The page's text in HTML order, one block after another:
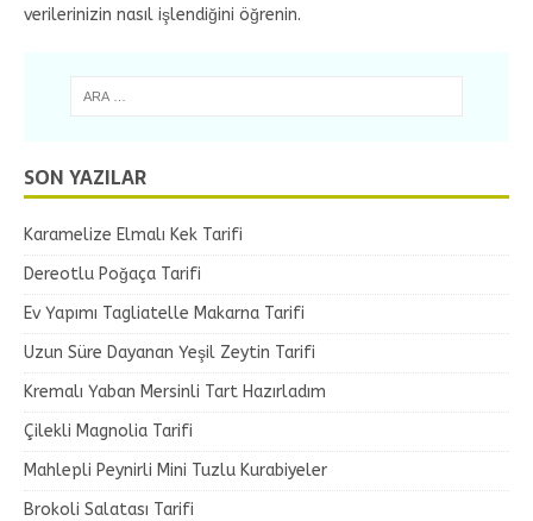
verilerinizin nasıl işlendiğini öğrenin.
SON YAZILAR
Karamelize Elmalı Kek Tarifi
Dereotlu Poğaça Tarifi
Ev Yapımı Tagliatelle Makarna Tarifi
Uzun Süre Dayanan Yeşil Zeytin Tarifi
Kremalı Yaban Mersinli Tart Hazırladım
Çilekli Magnolia Tarifi
Mahlepli Peynirli Mini Tuzlu Kurabiyeler
Brokoli Salatası Tarifi